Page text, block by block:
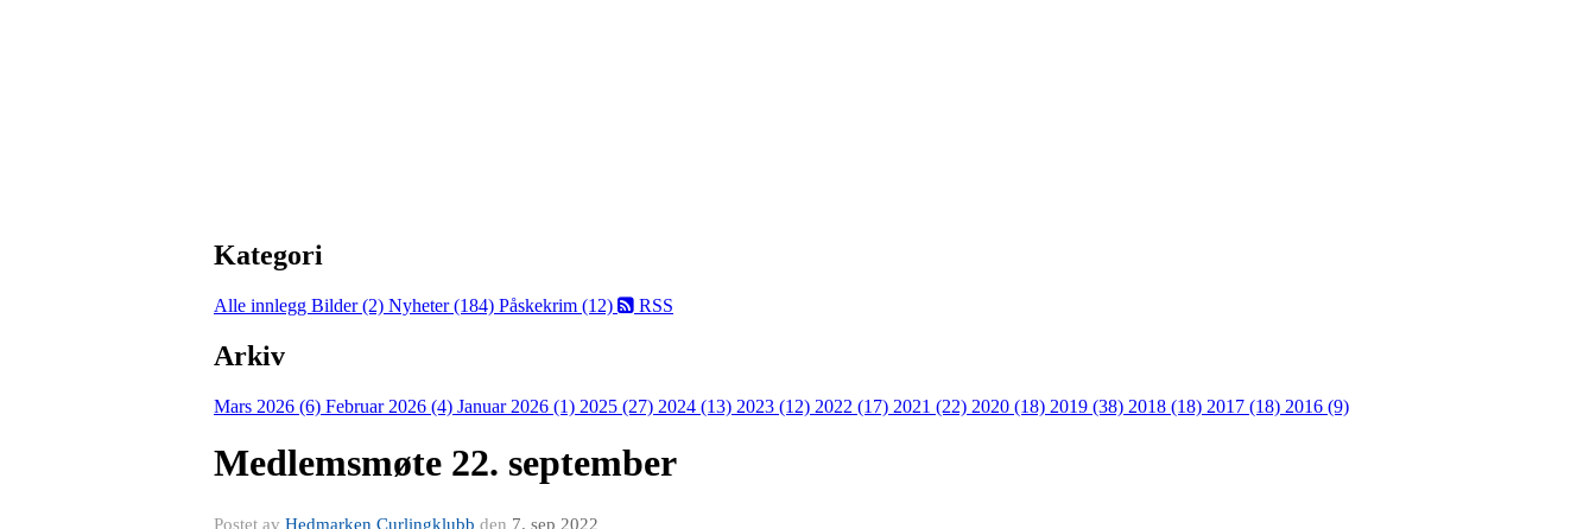
Kategori
Alle innlegg Bilder (2) Nyheter (184) Påskekrim (12) RSS
Arkiv
Mars 2026 (6) Februar 2026 (4) Januar 2026 (1) 2025 (27) 2024 (13) 2023 (12) 2022 (17) 2021 (22) 2020 (18) 2019 (38) 2018 (18) 2017 (18) 2016 (9)
Medlemsmøte 22. september
Postet av Hedmarken Curlingklubb den 7. sep 2022